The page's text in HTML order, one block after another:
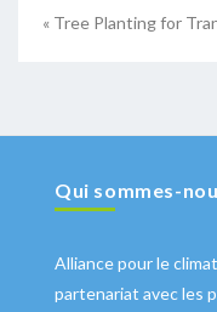
« Tree Planting for
Qui sommes-
Alliance pour le
partenariat avec les